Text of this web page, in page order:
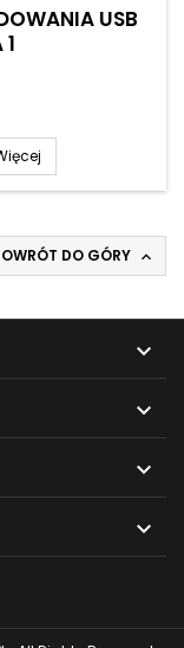
USB
DO GÓRY 



